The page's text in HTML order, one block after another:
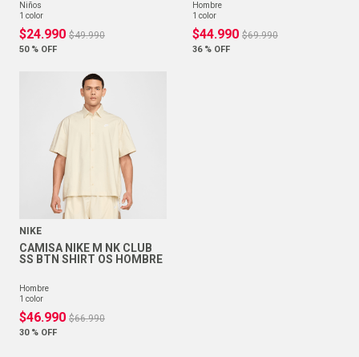
niños
1 color
$24.990 $49.990
50 % OFF
hombre
1 color
$44.990 $69.990
36 % OFF
NIKE
CAMISA NIKE M NK CLUB
SS BTN SHIRT OS HOMBRE
hombre
1 color
$46.990 $66.990
30 % OFF